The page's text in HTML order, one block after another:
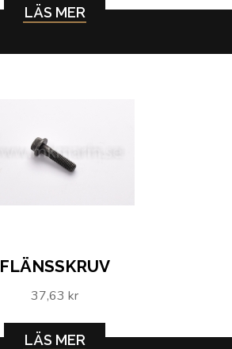
LÄS MER
FLÄNSSKRUV
37,63 kr
LÄS MER